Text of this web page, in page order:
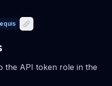
the API token role in the